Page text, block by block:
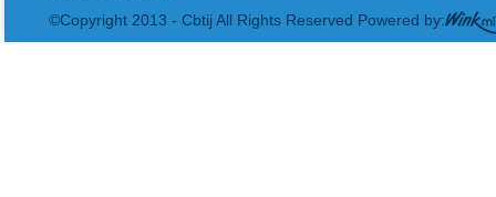
©Copyright 2013 - Cbtij All Rights Reserved Powered by: